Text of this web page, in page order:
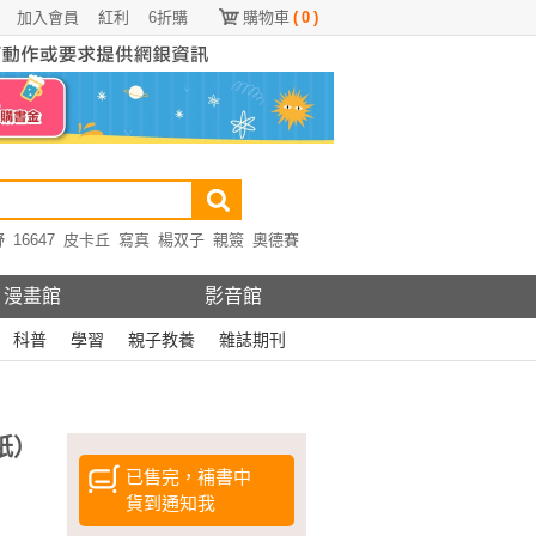
購物車 ( 0 )
6折購
紅利
加入會員
16647 皮卡丘 寫真 楊双子 親簽 奧德賽
漫畫館 影音館
科普 學習 親子教養 雜誌期刊
已售完，補書中
貨到通知我